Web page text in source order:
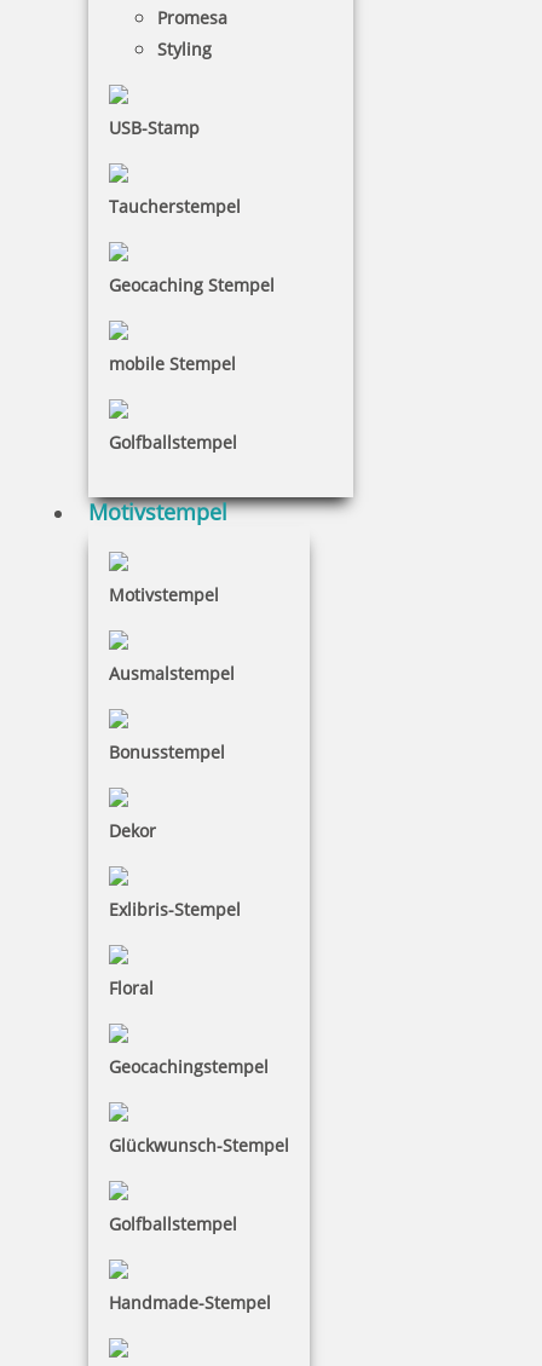
Promesa
Styling
USB-Stamp
Taucherstempel
Geocaching Stempel
mobile Stempel
Golfballstempel
Motivstempel
Motivstempel
Ausmalstempel
Bonusstempel
Dekor
Exlibris-Stempel
Floral
Geocachingstempel
Glückwunsch-Stempel
Golfballstempel
Handmade-Stempel
Jetzt gestalten
Trodat Printy 4912 versch. Gehäusefarben
21,05 €
Jetzt gestalten
21,05 €